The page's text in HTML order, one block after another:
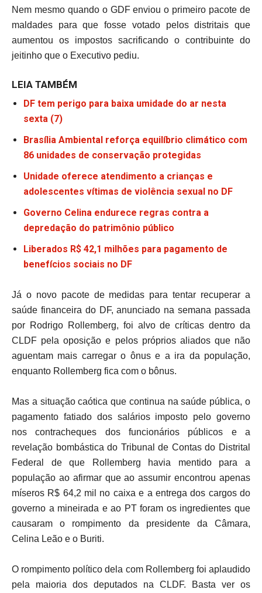
Nem mesmo quando o GDF enviou o primeiro pacote de
maldades para que fosse votado pelos distritais que
aumentou os impostos sacrificando o contribuinte do
jeitinho que o Executivo pediu.
LEIA TAMBÉM
DF tem perigo para baixa umidade do ar nesta
sexta (7)
Brasília Ambiental reforça equilíbrio climático com
86 unidades de conservação protegidas
Unidade oferece atendimento a crianças e
adolescentes vítimas de violência sexual no DF
Governo Celina endurece regras contra a
depredação do patrimônio público
Liberados R$ 42,1 milhões para pagamento de
benefícios sociais no DF
Já o novo pacote de medidas para tentar recuperar a
saúde financeira do DF, anunciado na semana passada
por Rodrigo Rollemberg, foi alvo de críticas dentro da
CLDF pela oposição e pelos próprios aliados que não
aguentam mais carregar o ônus e a ira da população,
enquanto Rollemberg fica com o bônus.
Mas a situação caótica que continua na saúde pública, o
pagamento fatiado dos salários imposto pelo governo
nos contracheques dos funcionários públicos e a
revelação bombástica do Tribunal de Contas do Distrital
Federal de que Rollemberg havia mentido para a
população ao afirmar que ao assumir encontrou apenas
míseros R$ 64,2 mil no caixa e a entrega dos cargos do
governo a mineirada e ao PT foram os ingredientes que
causaram o rompimento da presidente da Câmara,
Celina Leão e o Buriti.
O rompimento político dela com Rollemberg foi aplaudido
pela maioria dos deputados na CLDF. Basta ver os